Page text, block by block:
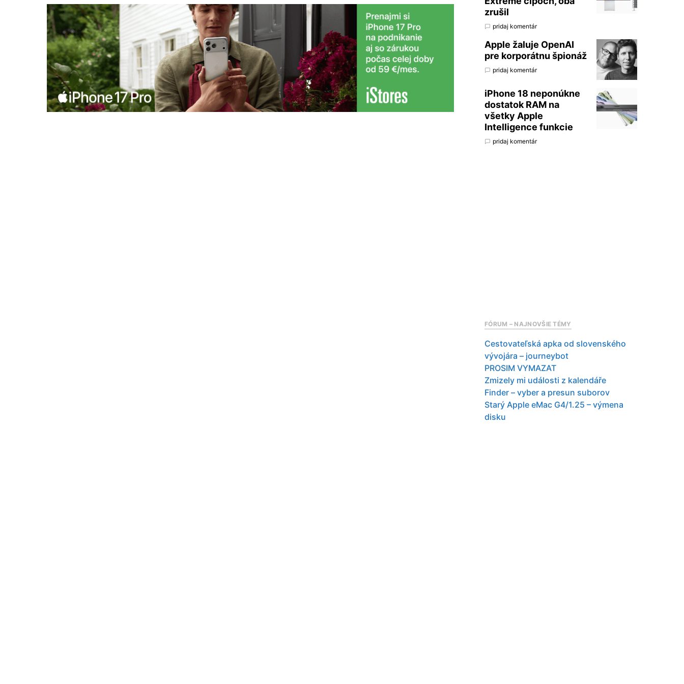
zrušil
pridaj komentár
Apple žaluje OpenAI
pre korporátnu špionáž
pridaj komentár
iPhone 18 neponúkne
dostatok RAM na
všetky Apple
Intelligence funkcie
pridaj komentár
FÓRUM – NAJNOVŠIE TÉMY
Cestovateľská apka od slovenského
vývojára – journeybot
PROSIM VYMAZAT
Zmizely mi události z kalendáře
Finder – vyber a presun suborov
Starý Apple eMac G4/1.25 – výmena
disku